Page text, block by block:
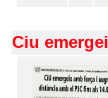
Ciu